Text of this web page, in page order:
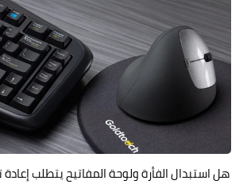
هل استبدال الفأرة ولوحة المفاتيح يتطلب